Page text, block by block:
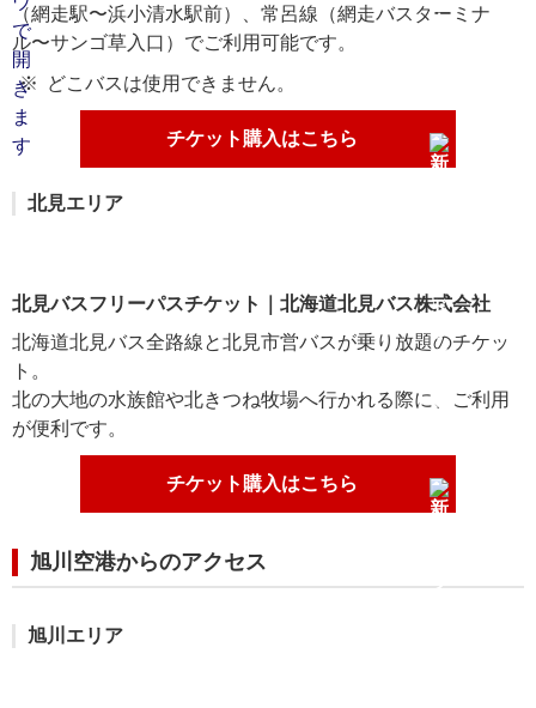
（網走駅〜浜小清水駅前）、常呂線（網走バスターミナ
ル〜サンゴ草入口）でご利用可能です。
どこバスは使用できません。
チケット購入はこちら
北見エリア
北見バスフリーパスチケット｜北海道北見バス株式会社
北海道北見バス全路線と北見市営バスが乗り放題のチケッ
ト。
北の大地の水族館や北きつね牧場へ行かれる際に、ご利用
が便利です。
チケット購入はこちら
旭川空港からのアクセス
旭川エリア